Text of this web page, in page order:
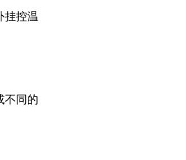
挂控温
不同的